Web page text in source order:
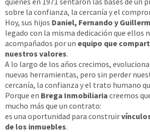
sobre la confianza, la cercanía y el
Hoy, sus hijos Daniel, Fernando y
legado con la misma dedicación que ellos
acompañados por un equipo que
nuestros valores.
A lo largo de los años crecimos,
nuevas herramientas, pero sin perder
cercanía, la confianza y el trato humano
Porque en Brega Inmobiliaria creemos
mucho más que un contrato:
es una oportunidad para construir
de los inmuebles.